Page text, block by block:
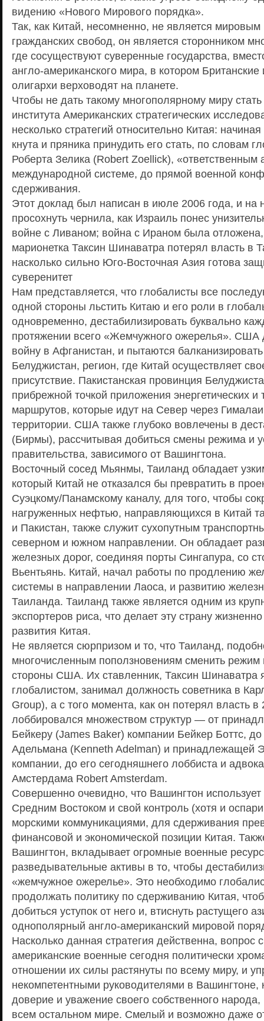
видению «Нового Мирового порядка».
Так, как Китай, несомненно, не является
гражданских свобод, он является сторонником
где сосуществуют суверенные государства,
англо-американского мира, в котором
олигархи верховодят на планете.
Чтобы не дать такому многополярному миру
института Американских стратегических
несколько стратегий относительно Китая:
кнута и пряника принудить его стать, по словам
Роберта Зелика (Robert Zoellick), «ответственным
международной системе, до прямой военной
сдерживания.
Этот доклад был написан в июле 2006 года, и на
просохнуть чернила, как Израиль понес
войне с Ливаном; война с Ираном была отложена,
марионетка Таксин Шинаватра потерял власть в
насколько сильно Юго-Восточная Азия готова
суверенитет
Нам представляется, что глобалисты все
одной стороны льстить Китаю и его роли в
одновременно, дестабилизировать буквально
протяжении всего «Жемчужного ожерелья». США
войну в Афганистан, и пытаются
Белуджистан, регион, где Китай осуществляет
присутствие. Пакистанская провинция
прибрежной точкой приложения энергетических и
маршрутов, которые идут на Север через
территории. США также глубоко вовлечены в
(Бирмы), рассчитывая добиться смены режима и
правительства, зависимого от Вашингтона.
Восточный сосед Мьянмы, Таиланд обладает
который Китай не отказался бы превратить в
Суэцкому/Панамскому каналу, для того, чтобы
нагруженных нефтью, направляющихся в Китай
и Пакистан, также служит сухопутным
северном и южном направлении. Он обладает
железных дорог, соединяя порты Сингапура, со
Вьентьянь. Китай, начал работы по продлению
системы в направлении Лаоса, и развитию
Таиланда. Таиланд также является одним из
экспортеров риса, что делает эту страну
развития Китая.
Не является сюрпризом и то, что Таиланд,
многочисленным поползновениям сменить режим
стороны США. Их ставленник, Таксин Шинаватра
глобалистом, занимал должность советника в
Group), а с того момента, как он потерял власть
лоббировался множеством структур — от
Бейкеру (James Baker) компании Бейкер Боттс,
Адельмана (Kenneth Adelman) и принадлежащей
компании, до его сегодняшнего лоббиста и
Амстердама Robert Amsterdam.
Совершенно очевидно, что Вашингтон
Средним Востоком и свой контроль (хотя и
морскими коммуникациями, для сдерживания
финансовой и экономической позиции Китая.
Вашингтон, вкладывает огромные военные
разведывательные активы в то, чтобы
«жемчужное ожерелье». Это необходимо
продолжать политику по сдерживанию Китая,
добиться уступок от него и, втиснуть растущего
однополярный англо-американский мировой
Насколько данная стратегия действенна, вопрос
американские военные сегодня политически
отношении их силы растянуты по всему миру, и
некомпетентными руководителями в Вашингтоне,
доверие и уважение своего собственного
всем остальном мире. Смелый и возможно даже